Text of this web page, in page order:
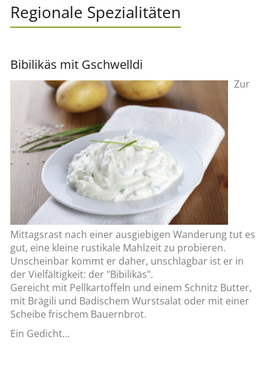
Re­gio­na­le Spe­zia­li­tä­ten
Bibilikäs mit Gschwelldi
Zur
Mittagsrast nach einer ausgiebigen Wanderung tut es
gut, eine kleine rustikale Mahlzeit zu probieren.
Unscheinbar kommt er daher, unschlagbar ist er in
der Vielfältigkeit: der "Bibilikäs".
Gereicht mit Pellkartoffeln und einem Schnitz Butter,
mit Brägili und Badischem Wurstsalat oder mit einer
Scheibe frischem Bauernbrot.
Ein Gedicht...